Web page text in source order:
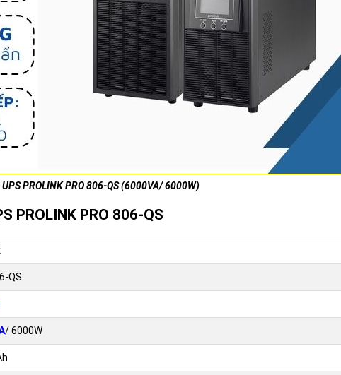
PROLINK PRO 806-QS (6000VA/ 6000W)
PROLINK PRO 806-QS
QS
/ 6000W